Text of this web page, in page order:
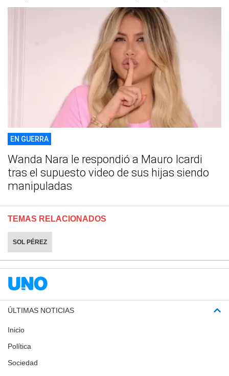
EN GUERRA
Wanda Nara le respondió a Mauro Icardi
tras el supuesto video de sus hijas siendo
manipuladas
TEMAS RELACIONADOS
SOL PÉREZ
ÚLTIMAS NOTICIAS
Inicio
Política
Sociedad